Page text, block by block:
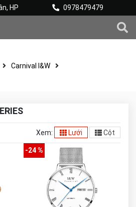
HP 0978479479
Carnival I&W
Xem: Lưới Cột
-24 %